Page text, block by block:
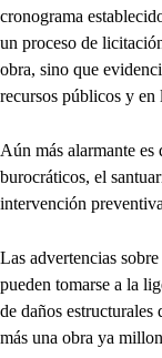
cronograma
un proceso de
obra, sino que
recursos públicos y en
Aún más alarmante es
burocráticos, el
intervención
Las advertencias
pueden tomarse a la
de daños estructurales
más una obra ya